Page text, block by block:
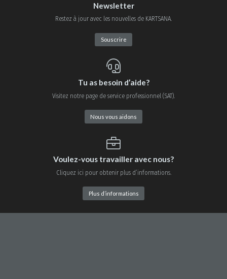
Newsletter
Restez à jour avec les nouvelles de KARTSANA.
Souscrire
Tu as besoin d’aide?
Visitez notre page de service professionnel (SAT).
Nous vous aidons
Voulez-vous travailler avec nous?
Cliquez ici pour obtenir plus d’informations.
Plus d’informations